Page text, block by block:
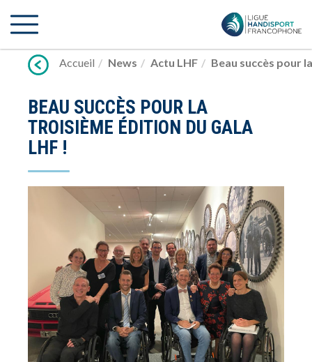
vers
Accueil
News Actu LHF Beau succès pour
BEAU SUCCÈS POUR LA
TROISIÈME ÉDITION DU GALA
LHF !